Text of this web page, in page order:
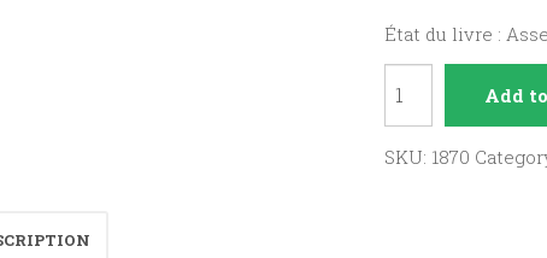
État du livre :
des
Add
SKU: 1870